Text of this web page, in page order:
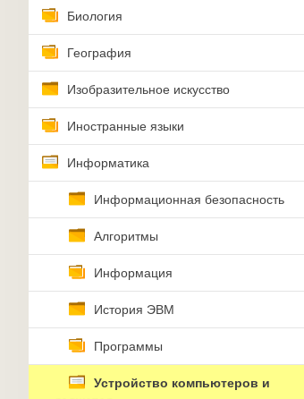
Биология
География
Изобразительное искусство
Иностранные языки
Информатика
Информационная безопасность
Алгоритмы
Информация
История ЭВМ
Программы
Устройство компьютеров и